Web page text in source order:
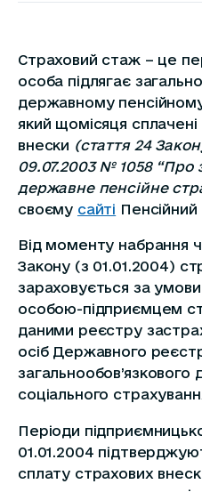
Страховий стаж – це
особа підлягає
державному
який щомісяця сплачені
внески (стаття 24
09.07.2003 № 1058 “Про
державне пенсійне
своєму сайті
Від моменту набрання
Закону (з 01.01.2004)
зараховується за
особою-підприємцем
даними реєстру
осіб Державного
загальнообов’язкового
соціального
Періоди
01.01.2004
сплату страхових